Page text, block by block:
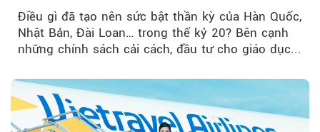
Điều gì đã tạo nên sức bật thần kỳ của Hàn Quốc,
Nhật Bản, Đài Loan… trong thế kỷ 20? Bên cạnh
những chính sách cải cách, đầu tư cho giáo dục...